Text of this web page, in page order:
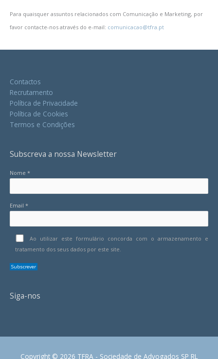
Para quaisquer assuntos relacionados com Comunicação e Marketing, por
favor contacte-nos através do e-mail: comunicacao@tfra.pt
Contactos
Recrutamento
Política de Privacidade
Política de Cookies
Termos e Condições
Subscreva a nossa Newsletter
Nome *
Email *
Ao utilizar este formulário concorda com o armazenamento e
tratamento dos seus dados por este site.
Siga-nos
Copyright © 2026 TFRA - Sociedade de Advogados SP RL